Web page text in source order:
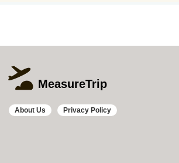
MeasureTrip
About Us Privacy Policy